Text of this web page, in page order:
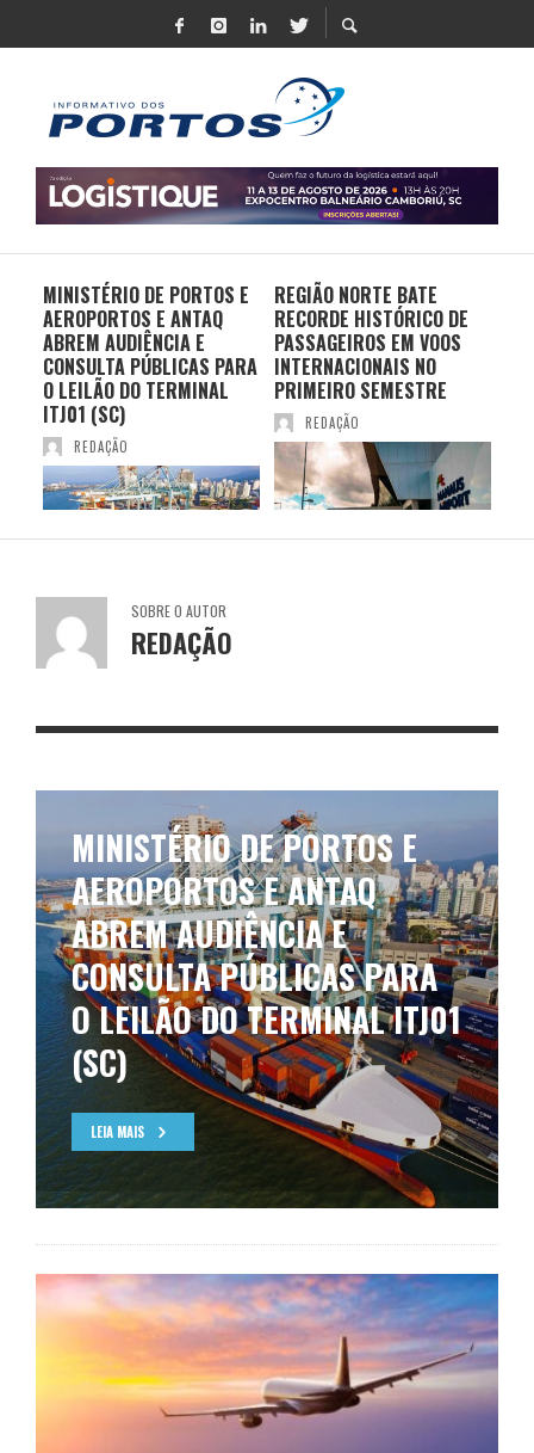
MINISTÉRIO DE PORTOS E
AEROPORTOS E ANTAQ
ABREM AUDIÊNCIA E
CONSULTA PÚBLICAS PARA
O LEILÃO DO TERMINAL
ITJ01 (SC)
REDAÇÃO
REGIÃO NORTE BATE
RECORDE HISTÓRICO DE
PASSAGEIROS EM VOOS
INTERNACIONAIS NO
PRIMEIRO SEMESTRE
REDAÇÃO
SOBRE O AUTOR
REDAÇÃO
MINISTÉRIO DE PORTOS E
AEROPORTOS E ANTAQ
ABREM AUDIÊNCIA E
CONSULTA PÚBLICAS PARA
O LEILÃO DO TERMINAL ITJ01
(SC)
LEIA MAIS